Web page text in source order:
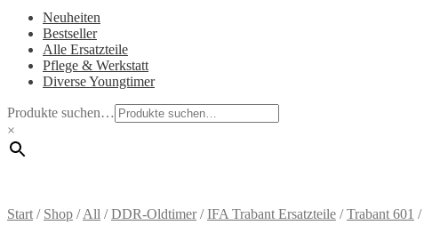
Neuheiten
Bestseller
Alle Ersatzteile
Pflege & Werkstatt
Diverse Youngtimer
Produkte suchen…
×
Start / Shop /All /DDR-Oldtimer/IFA Trabant Ersatzteile /Trabant 601 /